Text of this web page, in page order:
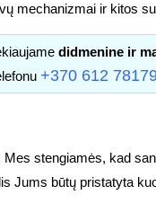
mechanizmai ir kitos
didmenine ir
+370 612
stengiamės, kad
Jums būtų pristatyta